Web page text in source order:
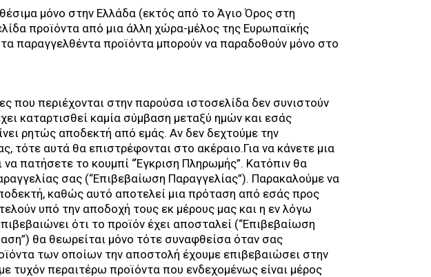
μόνο στην Ελλάδα (εκτός από το Άγιο Όρος στη
προϊόντα από μια άλλη χώρα-μέλος της Ευρωπαϊκής
παραγγελθέντα προϊόντα μπορούν να παραδοθούν μόνο στο
που περιέχονται στην παρούσα ιστοσελίδα δεν συνιστούν
καταρτισθεί καμία σύμβαση μεταξύ ημών και εσάς
ρητώς αποδεκτή από εμάς. Αν δεν δεχτούμε την
τότε αυτά θα επιστρέφονται στο ακέραιο.Για να κάνετε μια
πατήσετε το κουμπί “Έγκριση Πληρωμής”. Κατόπιν θα
σας (“Επιβεβαίωση Παραγγελίας”). Παρακαλούμε να
καθώς αυτό αποτελεί μια πρόταση από εσάς προς
υπό την αποδοχή τους εκ μέρους μας και η εν λόγω
ότι το προϊόν έχει αποσταλεί (“Επιβεβαίωση
θα θεωρείται μόνο τότε συναφθείσα όταν σας
των οποίων την αποστολή έχουμε επιβεβαιώσει στην
περαιτέρω προϊόντα που ενδεχομένως είναι μέρος